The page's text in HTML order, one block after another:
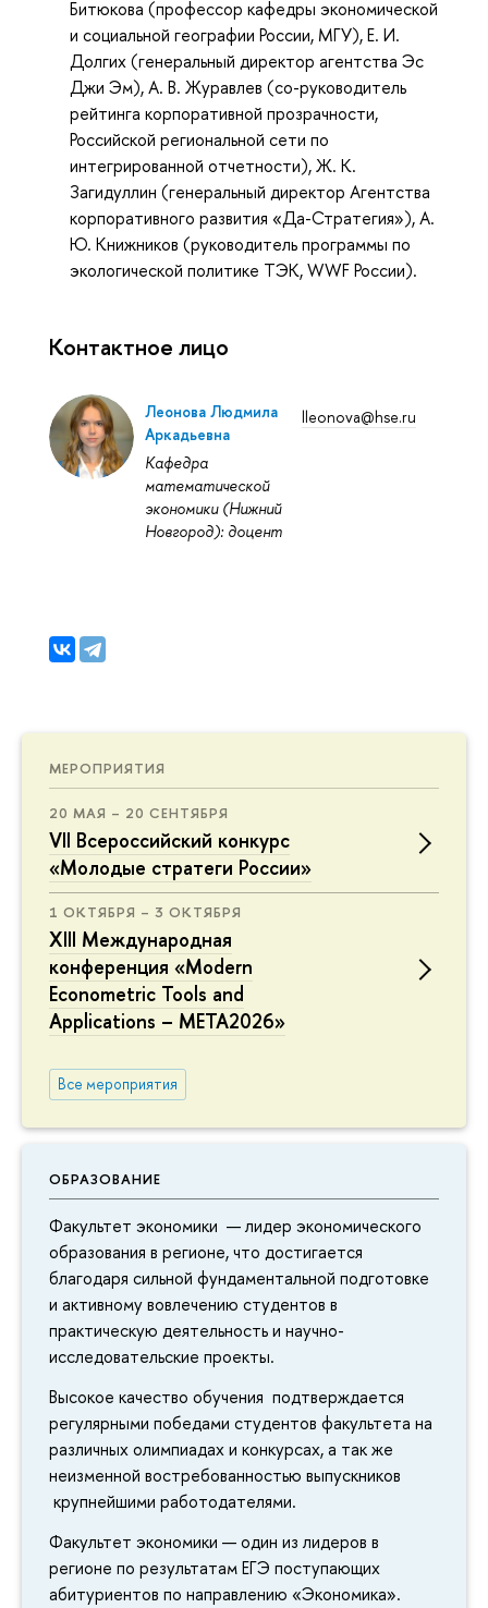
МЕРОПРИЯТИЯ
20 МАЯ – 20 СЕНТЯБРЯ
VII Всероссийский конкурс
«Молодые стратеги России»
1 ОКТЯБРЯ – 3 ОКТЯБРЯ
XIII Международная
конференция «Modern
Econometric Tools and
Applications – META2026»
Все мероприятия
ОБРАЗОВАНИЕ
Факультет экономики — лидер экономического
образования в регионе, что достигается
благодаря сильной фундаментальной подготовке
и активному вовлечению студентов в
практическую деятельность и научно-
исследовательские проекты.
Высокое качество обучения подтверждается
регулярными победами студентов факультета на
различных олимпиадах и конкурсах, а так же
неизменной востребованностью выпускников
крупнейшими работодателями.
Факультет экономики — один из лидеров в
регионе по результатам ЕГЭ поступающих
абитуриентов по направлению «Экономика».
Битюкова (профессор кафедры экономической
и социальной географии России, МГУ), Е. И.
Долгих (генеральный директор агентства Эс
Джи Эм), А. В. Журавлев (со-руководитель
рейтинга корпоративной прозрачности,
Российской региональной сети по
интегрированной отчетности), Ж. К.
Загидуллин (генеральный директор Агентства
корпоративного развития «Да-Стратегия»), А.
Ю. Книжников (руководитель программы по
экологической политике ТЭК, WWF России).
Контактное лицо
Леонова Людмила
Аркадьевна
Кафедра
математической
экономики (Нижний
Новгород): доцент
lleonova@hse.ru